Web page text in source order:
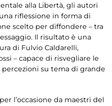
alla Libertà, gli autori
riflessione in forma di
scelto per diffondere – tra
Il risultato è una
di Fulvio Caldarelli,
– capace di risvegliare le
su tema di grande
l’occasione da maestri del